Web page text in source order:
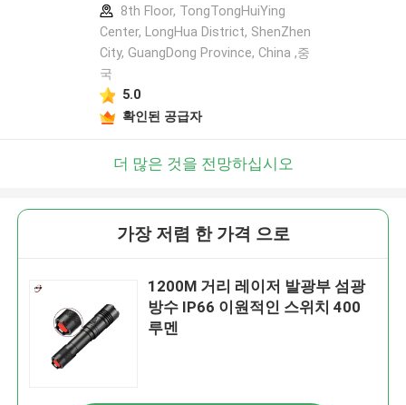
8th Floor, TongTongHuiYing
Center, LongHua District, ShenZhen
City, GuangDong Province, China ,중
국
5.0
확인된 공급자
더 많은 것을 전망하십시오
가장 저렴 한 가격 으로
1200M 거리 레이저 발광부 섬광
방수 IP66 이원적인 스위치 400
루멘